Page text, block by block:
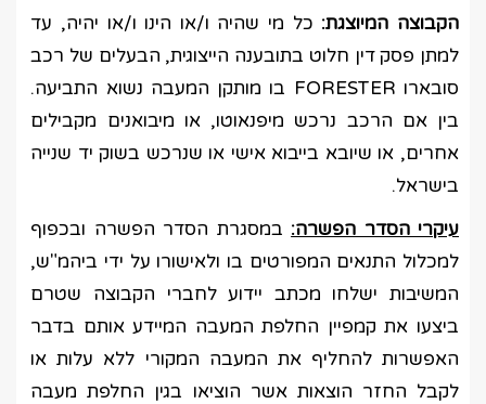
הקבוצה המיוצגת: כל מי שהיה ו/או הינו ו/או יהיה, עד
למתן פסק דין חלוט בתובענה הייצוגית, הבעלים של רכב
סובארו FORESTER בו מותקן המעבה נשוא התביעה.
בין אם הרכב נרכש מיפנאוטו, או מיבואנים מקבילים
אחרים, או שיובא בייבוא אישי או שנרכש בשוק יד שנייה
בישראל.
עיקרי הסדר הפשרה: במסגרת הסדר הפשרה ובכפוף
למכלול התנאים המפורטים בו ולאישורו על ידי ביהמ"ש,
המשיבות ישלחו מכתב יידוע לחברי הקבוצה שטרם
ביצעו את קמפיין החלפת המעבה המיידע אותם בדבר
האפשרות להחליף את המעבה המקורי ללא עלות או
לקבל החזר הוצאות אשר הוציאו בגין החלפת מעבה